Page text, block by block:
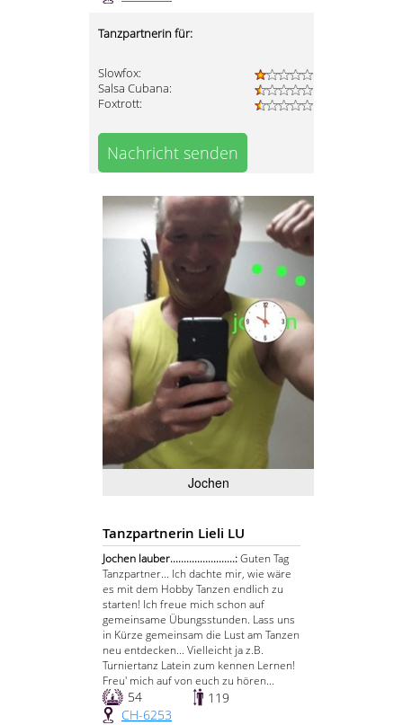
Tanzpartnerin für:
Slowfox:
Salsa Cubana:
Foxtrott:
Nachricht senden
Jochen
Tanzpartnerin Lieli LU
Jochen lauber........................:Guten Tag
Tanzpartner... Ich dachte mir, wie wäre
es mit dem Hobby Tanzen endlich zu
starten! Ich freue mich schon auf
gemeinsame Übungsstunden. Lass uns
in Kürze gemeinsam die Lust am Tanzen
neu entdecken... Vielleicht ja z.B.
Turniertanz Latein zum kennen Lernen!
Freu' mich auf von euch zu hören...
54
119
CH-6253